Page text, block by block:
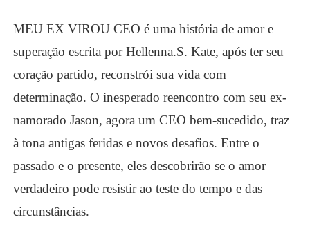
MEU EX VIROU CEO é uma história de amor e
superação escrita por Hellenna.S. Kate, após ter seu
coração partido, reconstrói sua vida com
determinação. O inesperado reencontro com seu ex-
namorado Jason, agora um CEO bem-sucedido, traz
à tona antigas feridas e novos desafios. Entre o
passado e o presente, eles descobrirão se o amor
verdadeiro pode resistir ao teste do tempo e das
circunstâncias.